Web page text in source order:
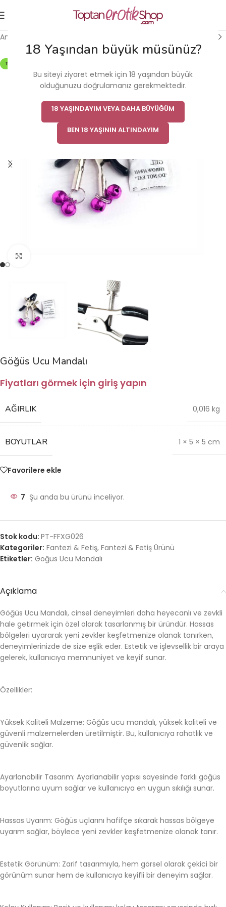
18 Yaşından büyük müsünüz?
Bu siteyi ziyaret etmek için 18 yaşından büyük
olduğunuzu doğrulamanız gerekmektedir.
18 YAŞINDAYIM VEYA DAHA BÜYÜĞÜM
BEN 18 YAŞININ ALTINDAYIM
Ana Sayfa
TÜKENDI
Göğüs Ucu Mandalı
Fiyatları görmek için giriş yapın
AĞIRLIK 0,016 kg
BOYUTLAR 1 × 5 × 5 cm
Favorilere ekle
7 Şu anda bu ürünü inceliyor.
Stok kodu: PT-FFXG026
Kategoriler: Fantezi & Fetiş, Fantezi & Fetiş Ürünü
Etiketler: Göğüs Ucu Mandalı
Açıklama
Göğüs Ucu Mandalı, cinsel deneyimleri daha heyecanlı ve zevkli
hale getirmek için özel olarak tasarlanmış bir üründür. Hassas
bölgeleri uyararak yeni zevkler keşfetmenize olanak tanırken,
deneyimlerinizde de size eşlik eder. Estetik ve işlevsellik bir araya
gelerek, kullanıcıya memnuniyet ve keyif sunar.
Özellikler:
Yüksek Kaliteli Malzeme: Göğüs ucu mandalı, yüksek kaliteli ve
güvenli malzemelerden üretilmiştir. Bu, kullanıcıya rahatlık ve
güvenlik sağlar.
Ayarlanabilir Tasarım: Ayarlanabilir yapısı sayesinde farklı göğüs
boyutlarına uyum sağlar ve kullanıcıya en uygun sıkılığı sunar.
Hassas Uyarım: Göğüs uçlarını hafifçe sıkarak hassas bölgeye
uyarım sağlar, böylece yeni zevkler keşfetmenize olanak tanır.
Estetik Görünüm: Zarif tasarımıyla, hem görsel olarak çekici bir
görünüm sunar hem de kullanıcıya keyifli bir deneyim sağlar.